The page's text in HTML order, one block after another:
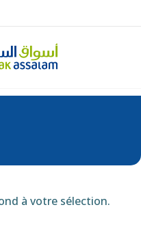
à votre sélection.